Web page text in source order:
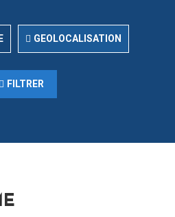
GEOLOCALISATION
FILTRER